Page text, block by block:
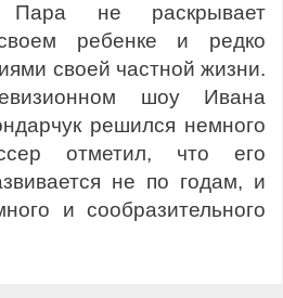
Пара не раскрывает
ребенке и редко
своей частной жизни.
шоу Ивана
решился немного
отметил, что его
не по годам, и
и сообразительного